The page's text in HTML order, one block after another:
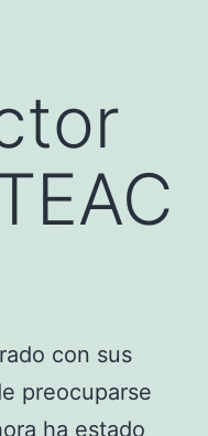
con sus
preocuparse
ha estado